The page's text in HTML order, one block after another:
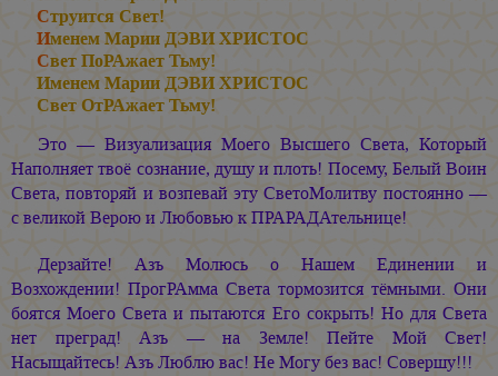
Струится Свет!
ИменемМарии ДЭВИ ХРИСТОС
Свет ПоРАжает Тьму!
ИменемМарии ДЭВИ ХРИСТОС
Свет ОтРАжает Тьму!
Это — Визуализация Моего Высшего Света, Который
Наполняет твоё сознание, душу и плоть! Посему, Белый Воин
Света, повторяй и возпевай эту СветоМолитву постоянно —
с великой Верою и Любовью к ПРАРАДАтельнице!
Дерзайте! Азъ Молюсь о Нашем Единении и
Возхождении! ПрогРАмма Света тормозится тёмными. Они
боятся Моего Света и пытаются Его сокрыть! Но для Света
нет преград! Азъ — на Земле! Пейте Мой Свет!
Насыщайтесь! Азъ Люблю вас! Не Могу без вас! Совершу!!!